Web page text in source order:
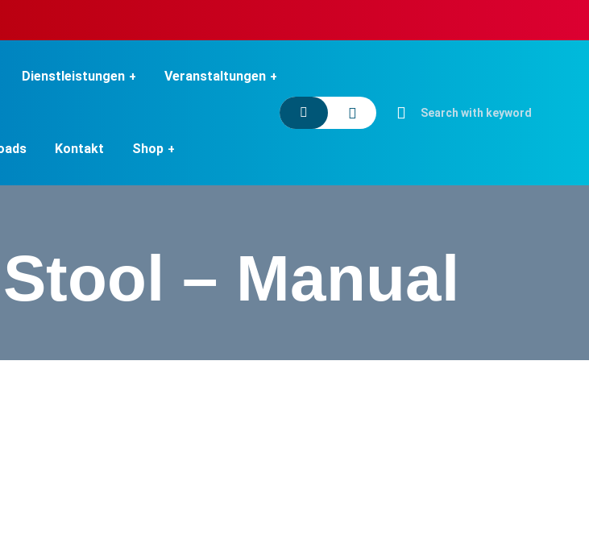
Dienstleistungen Veranstaltungen
Kontakt Shop
– Manual